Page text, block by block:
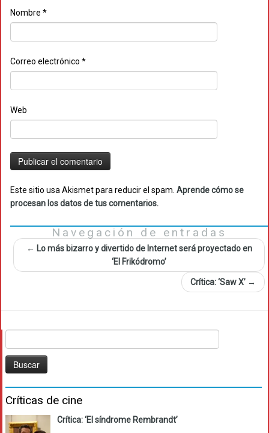
Nombre *
Correo electrónico *
Web
Este sitio usa Akismet para reducir el spam. Aprende cómo se
procesan los datos de tus comentarios.
Navegación de entradas
← Lo más bizarro y divertido de Internet será proyectado en
‘El Frikódromo’
Crítica: ‘Saw X’ →
Críticas de cine
Crítica: ‘El síndrome Rembrandt’